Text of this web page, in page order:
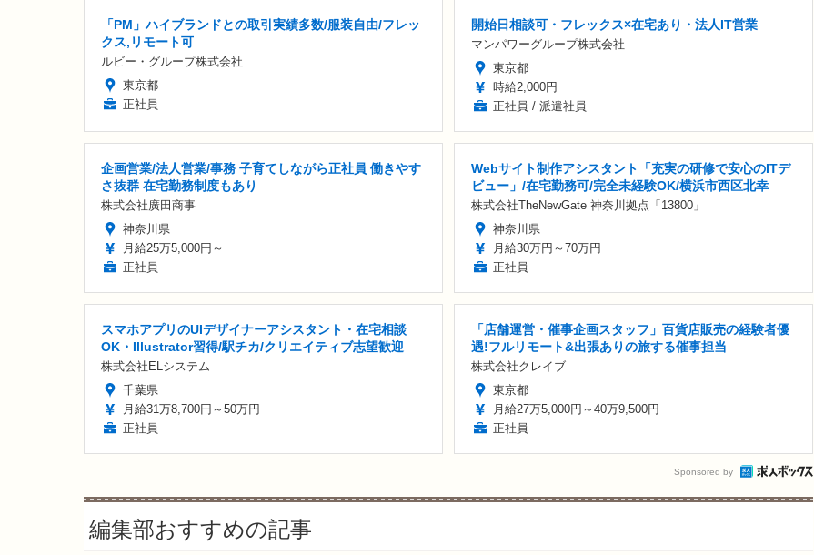
「PM」ハイブランドとの取引実績多数/服装自由/フレッ
クス,リモート可
ルビー・グループ株式会社
東京都
正社員
開始日相談可・フレックス×在宅あり・法人IT営業
マンパワーグループ株式会社
東京都
時給2,000円
正社員 / 派遣社員
企画営業/法人営業/事務 子育てしながら正社員 働きやす
さ抜群 在宅勤務制度もあり
株式会社廣田商事
神奈川県
月給25万5,000円～
正社員
Webサイト制作アシスタント「充実の研修で安心のITデ
ビュー」/在宅勤務可/完全未経験OK/横浜市西区北幸
株式会社TheNewGate 神奈川拠点「13800」
神奈川県
月給30万円～70万円
正社員
スマホアプリのUIデザイナーアシスタント・在宅相談
OK・Illustrator習得/駅チカ/クリエイティブ志望歓迎
株式会社ELシステム
千葉県
月給31万8,700円～50万円
正社員
「店舗運営・催事企画スタッフ」百貨店販売の経験者優
遇!フルリモート&出張ありの旅する催事担当
株式会社クレイブ
東京都
月給27万5,000円～40万9,500円
正社員
Sponsored by
編集部おすすめの記事